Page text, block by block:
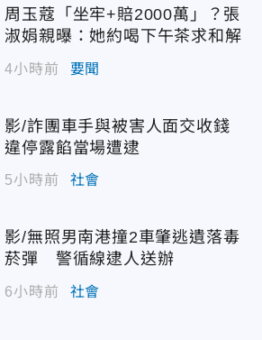
周玉蔻「坐牢+賠2000萬」？張
淑娟親曝：她約喝下午茶求和解
4小時前 要聞
影/詐團車手與被害人面交收錢
違停露餡當場遭逮
5小時前 社會
影/無照男南港撞2車肇逃遺落毒
菸彈 警循線逮人送辦
6小時前 社會